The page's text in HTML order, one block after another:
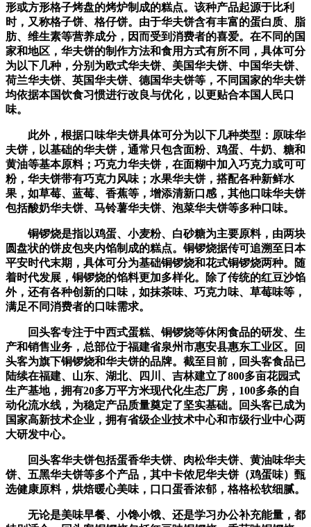
形或方形格子烤盘的烤炉制成的糕点。该种产品起源于比利
时，又称格子饼、格仔饼。由于华夫饼含有丰富的蛋白质、脂
肪、维生素等营养成分，因而受到消费者的喜爱。在不同的国
家和地区，华夫饼的制作方法和食用方式有所不同，具体可分
为以下几种，分别为欧式华夫饼、美国华夫饼、中国华夫饼、
荷兰华夫饼、英国华夫饼、德国华夫饼等，不同国家的华夫饼
均依据本国饮食习惯进行改良与优化，以更贴合本国人民口
味。
此外，根据口味华夫饼具体可分为以下几种类型：原味华
夫饼，以基础的华夫饼，通常只包含面粉、鸡蛋、牛奶、糖和
黄油等基本原料；巧克力华夫饼，在面糊中加入巧克力或可可
粉，华夫饼带有巧克力风味；水果华夫饼，搭配各种新鲜水
果，如草莓、蓝莓、香蕉等，增添清新口感，其他口味华夫饼
包括酸奶华夫饼、马铃薯华夫饼、泡菜华夫饼等多种口味。
铜锣烧是指以鸡蛋、小麦粉、白砂糖为主要原料，由两块
圆盘状的饼皮包夹内馅制成的糕点。铜锣烧据传可追溯至日本
平安时代末期，具体可分为基础铜锣烧和花式铜锣烧两种。随
着时代发展，铜锣烧的馅料更加多样化。除了传统的红豆沙馅
外，还有各种创新的口味，如抹茶味、巧克力味、草莓味等，
满足不同消费者的口味需求。
回头客专注于中西式蛋糕、铜锣烧等休闲食品的研发、生
产和销售业务，总部位于福建省泉州市惠安县惠东工业区。回
头客为旗下铜锣烧和华夫饼的品牌。截至目前，回头客食品已
陆续在福建、山东、湖北、四川、吉林建立了800多亩花园式
生产基地，拥有20多万平方米现代化生态厂房，100多条的自
动化流水线，为稳定产品质量奠定了坚实基础。回头客已成为
国家高新技术企业，拥有省级企业技术中心和市级行业中心两
大研发中心。
回头客华夫饼包括蛋香华夫饼、肉松华夫饼、黄油味华夫
饼、五黑华夫饼等多个产品，其中卡侬尼华夫饼（鸡蛋味）甄
选健康原料，烘焙暖心美味，口口蛋香浓郁，格格松软细腻。
无论是美味早餐、小馋小饿、还是学习办公补充能量，都